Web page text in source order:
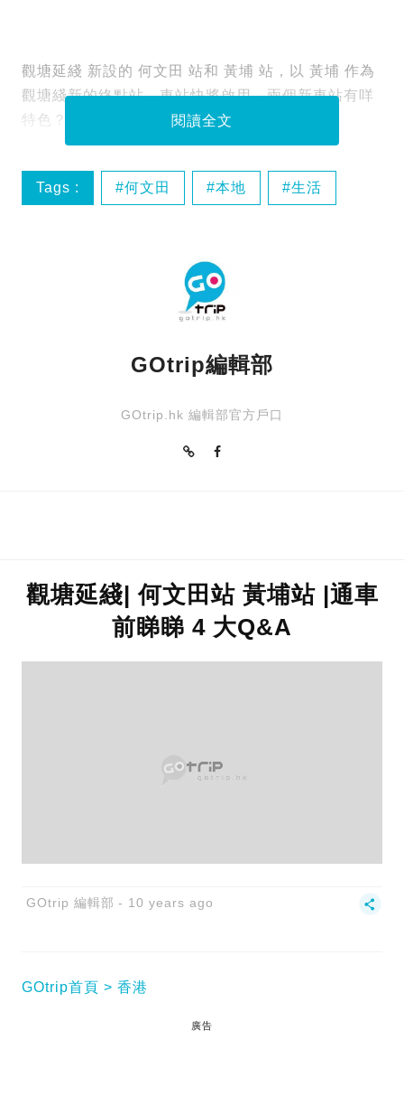
觀塘延綫 新設的 何文田 站和 黃埔 站，以 黃埔 作為
觀塘綫新的終點站，車站快將啟用，兩個新車站有咩
特色？即刻睇睇介紹！閱讀全文
Tags : 何文田 本地 生活
GOtrip編輯部
GOtrip.hk 編輯部官方戶口
觀塘延綫| 何文田站 黃埔站 |通車
前睇睇 4 大Q&A
GOtrip 編輯部 10 years ago
GOtrip首頁 香港
廣告